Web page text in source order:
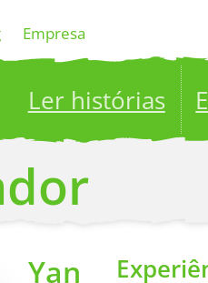
Empresa
Ler histórias
your stories to a
Yan